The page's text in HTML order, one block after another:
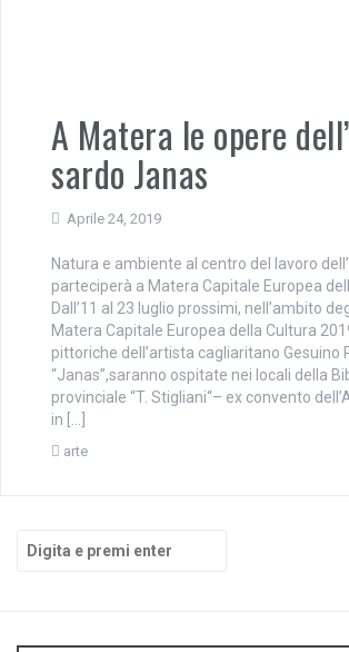
A Matera le opere
sardo Janas
Aprile 24, 2019
Natura e ambiente al centro del lavoro
parteciperà a Matera Capitale Europea
Dall’11 al 23 luglio prossimi, nell’ambito
Matera Capitale Europea della Cultura
pittoriche dell’artista cagliaritano Gesuino
“Janas”,saranno ospitate nei locali della
provinciale “T. Stigliani“– ex convento
in […]
arte